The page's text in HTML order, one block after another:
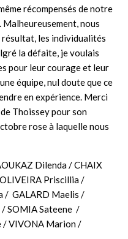
récompensés de notre
nous
résultat, les individualités
la défaite, je voulais
pour leur courage et leur
équipe, nul doute que ce
en expérience. Merci
Thoissey pour son
rose à laquelle nous
Dilenda / CHAIX
Priscillia /
/ GALARD Maelis /
/ SOMIA Sateene /
/ VIVONA Marion /